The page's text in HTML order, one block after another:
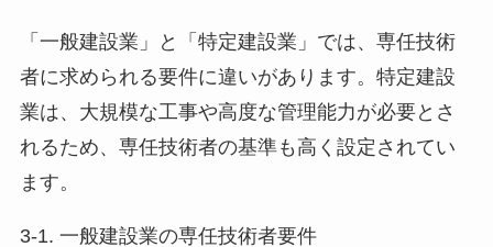
「一般建設業」と「特定建設業」では、専任技術
者に求められる要件に違いがあります。特定建設
業は、大規模な工事や高度な管理能力が必要とさ
れるため、専任技術者の基準も高く設定されてい
ます。
3-1. 一般建設業の専任技術者要件